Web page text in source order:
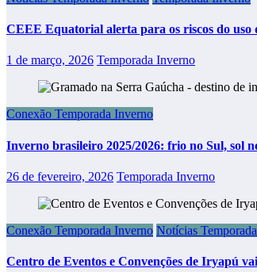
CEEE Equatorial alerta para os riscos do
1 de março, 2026 Temporada Inverno
Conexão Temporada Inverno
Inverno brasileiro 2025/2026: frio no Sul, sol
26 de fevereiro, 2026 Temporada Inverno
Conexão Temporada Inverno Notícias
Centro de Eventos e Convenções de Iryapú